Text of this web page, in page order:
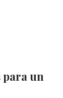
un